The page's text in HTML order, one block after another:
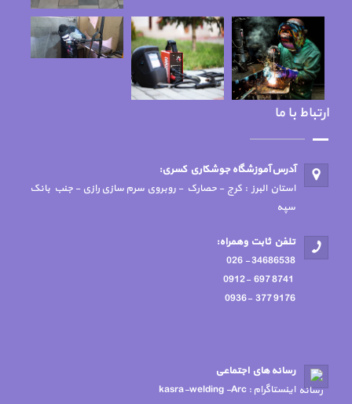
ارتباط با ما
آدرس آموزشگاه جوشكاري كسري:
استان البرز : کرج - حصارک - روبروی سرم سازی رازی - جنب بانک
سپه
تلفن ثابت وهمراه:
34686538 - 026
9176 377 -0936
رسانه هاي اجتماعي
اينستاگرام : kasra-welding -Arc